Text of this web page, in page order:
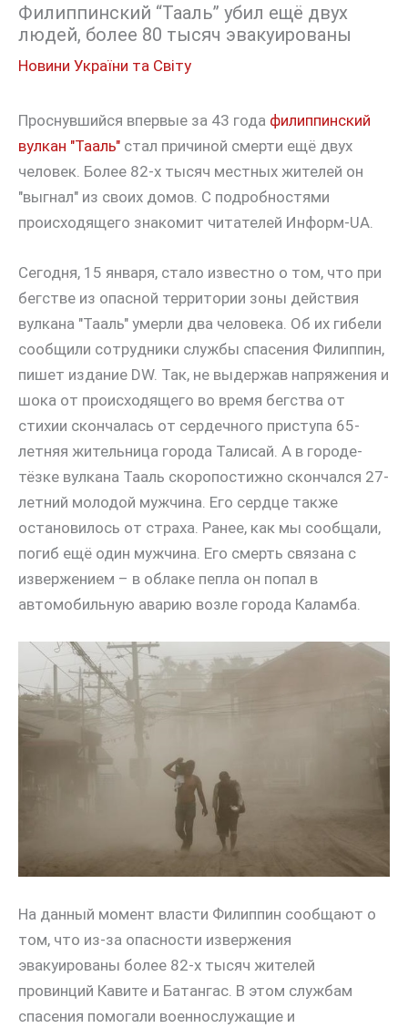
Филиппинский “Тааль” убил ещё двух
людей, более 80 тысяч эвакуированы
Новини України та Світу
Проснувшийся впервые за 43 года филиппинский
вулкан "Тааль" стал причиной смерти ещё двух
человек. Более 82-х тысяч местных жителей он
"выгнал" из своих домов. С подробностями
происходящего знакомит читателей Информ-UA.
Сегодня, 15 января, стало известно о том, что при
бегстве из опасной территории зоны действия
вулкана "Тааль" умерли два человека. Об их гибели
сообщили сотрудники службы спасения Филиппин,
пишет издание DW. Так, не выдержав напряжения и
шока от происходящего во время бегства от
стихии скончалась от сердечного приступа 65-
летняя жительница города Талисай. А в городе-
тёзке вулкана Тааль скоропостижно скончался 27-
летний молодой мужчина. Его сердце также
остановилось от страха. Ранее, как мы сообщали,
погиб ещё один мужчина. Его смерть связана с
извержением – в облаке пепла он попал в
автомобильную аварию возле города Каламба.
На данный момент власти Филиппин сообщают о
том, что из-за опасности извержения
эвакуированы более 82-х тысяч жителей
провинций Кавите и Батангас. В этом службам
спасения помогали военнослужащие и